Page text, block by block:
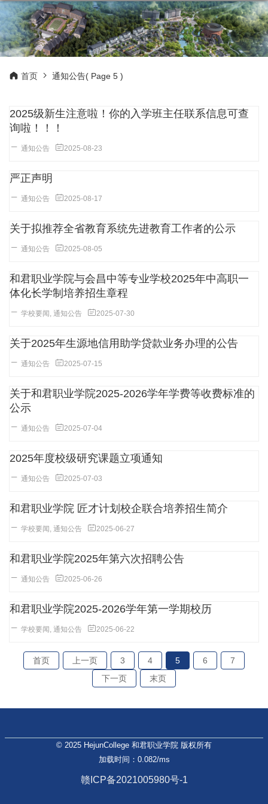
首页 通知公告( Page 5 )
2025级新生注意啦！你的入学班主任联系信息可查
询啦！！！
通知公告 2025-08-23
严正声明
通知公告 2025-08-17
关于拟推荐全省教育系统先进教育工作者的公示
通知公告 2025-08-05
和君职业学院与会昌中等专业学校2025年中高职一
体化长学制培养招生章程
学校要闻 , 通知公告 2025-07-30
关于2025年生源地信用助学贷款业务办理的公告
通知公告 2025-07-15
关于和君职业学院2025-2026学年学费等收费标准的
公示
通知公告 2025-07-04
2025年度校级研究课题立项通知
通知公告 2025-07-03
和君职业学院 匠才计划校企联合培养招生简介
学校要闻 , 通知公告 2025-06-27
和君职业学院2025年第六次招聘公告
通知公告 2025-06-26
和君职业学院2025-2026学年第一学期校历
学校要闻 , 通知公告 2025-06-22
首页 上一页 3 4 5 6
7
下一页
末页
© 2025 HejunCollege 和君职业学院 版权所有
加载时间：0.082/ms
赣ICP备2021005980号-1